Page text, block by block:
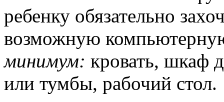
ребенку обязательно
возможную
минимум: кровать, шкаф
или тумбы, рабочий стол.